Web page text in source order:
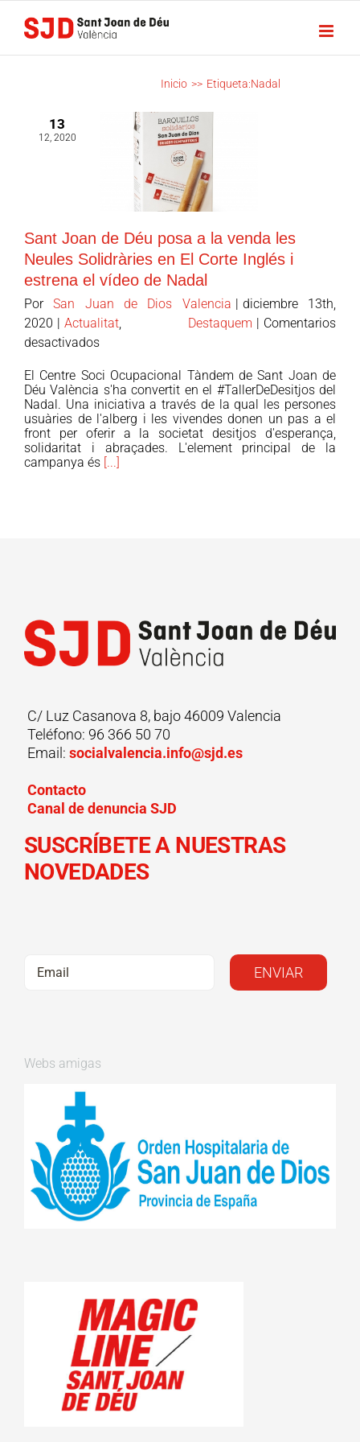
Saltar
contenido
Inicio >> Etiqueta:Nadal
13
12, 2020
Sant Joan de Déu posa a la venda les
Neules Solidràries en El Corte Inglés i
estrena el vídeo de Nadal
PorSan Juan de Dios Valencia
diciembre 13th,
2020
Actualitat, Destaquem
Comentarios
desactivadosen
Joan
de
Déu
posa
a
Inglés
estrena
de
Nadal
El Centre Soci Ocupacional Tàndem de Sant Joan de
Déu València s'ha convertit en el #TallerDeDesitjos del
Nadal. Una iniciativa a través de la qual les persones
usuàries de l'alberg i les vivendes donen un pas a el
front per oferir a la societat desitjos d'esperança,
solidaritat i abraçades. L'element principal de la
campanya és [...]
C/ Luz Casanova 8, bajo 46009 Valencia
Teléfono: 96 366 50 70
Email:socialvalencia.info@sjd.es
Contacto
Canal de denuncia SJD
SUSCRÍBETE A NUESTRAS
NOVEDADES
Webs amigas